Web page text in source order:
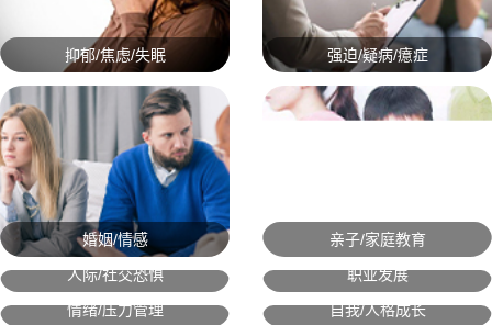
抑郁/焦虑/失眠 强迫/疑病/癔症
婚姻/情感
亲子/家庭教育
人际/社交恐惧
职业发展
情绪/压力管理
自我/人格成长